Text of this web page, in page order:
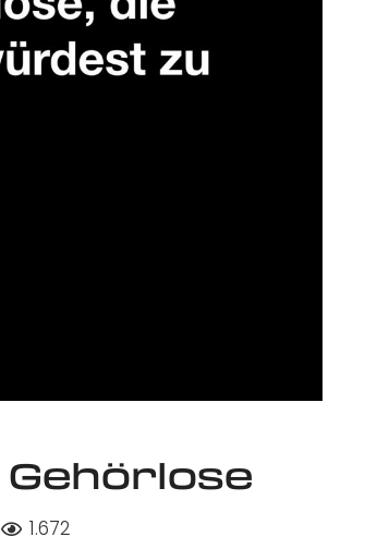
1.672